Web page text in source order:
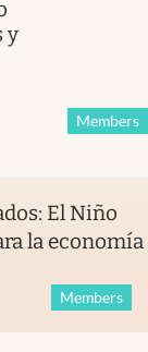
y
Members
El Niño
la economía
Members